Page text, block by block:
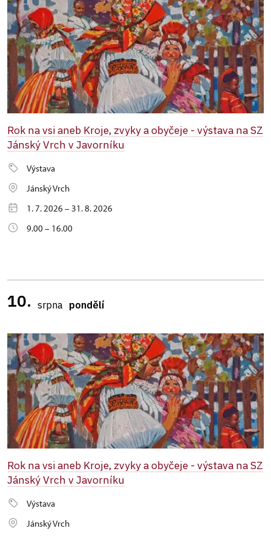
Rok na vsi aneb Kroje, zvyky a obyčeje - výstava na SZ
Jánský Vrch v Javorníku
Výstava
Jánský Vrch
1. 7. 2026 – 31. 8. 2026
9.00 – 16.00
10. srpna pondělí
Rok na vsi aneb Kroje, zvyky a obyčeje - výstava na SZ
Jánský Vrch v Javorníku
Výstava
Jánský Vrch